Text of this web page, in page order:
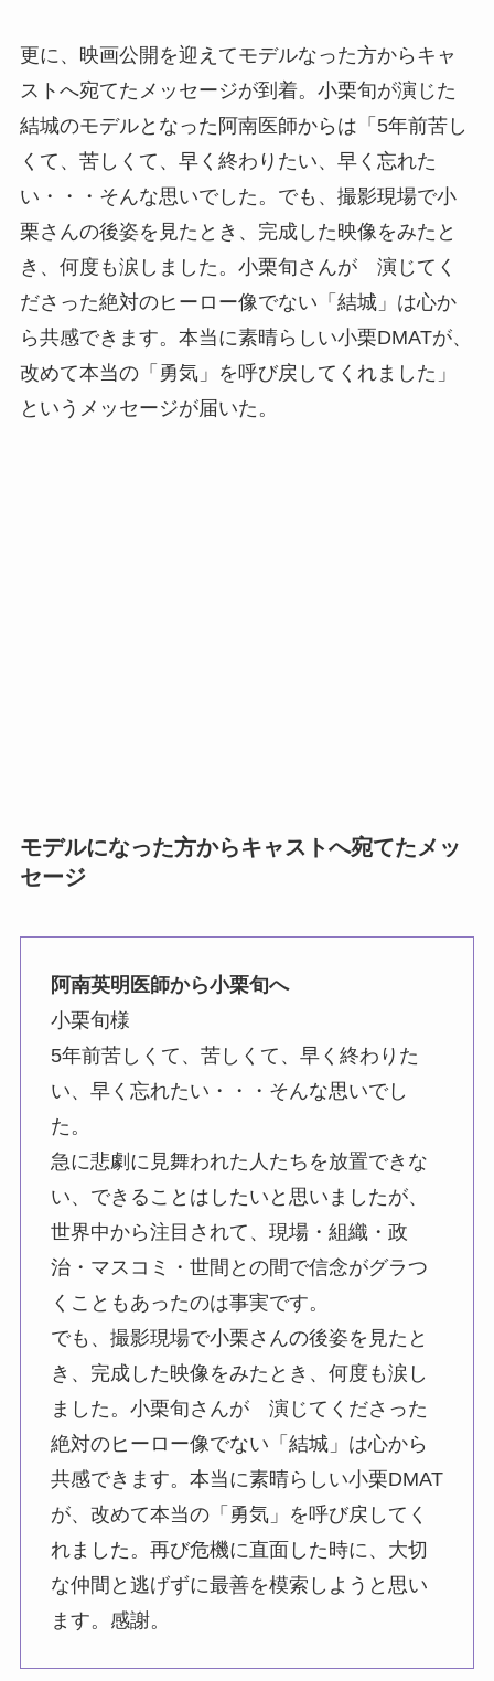
更に、映画公開を迎えてモデルなった方からキャ
ストへ宛てたメッセージが到着。小栗旬が演じた
結城のモデルとなった阿南医師からは「5年前苦し
くて、苦しくて、早く終わりたい、早く忘れた
い・・・そんな思いでした。でも、撮影現場で小
栗さんの後姿を見たとき、完成した映像をみたと
き、何度も涙しました。小栗旬さんが 演じてく
ださった絶対のヒーロー像でない「結城」は心か
ら共感できます。本当に素晴らしい小栗DMATが、
改めて本当の「勇気」を呼び戻してくれました」
というメッセージが届いた。
モデルになった方からキャストへ宛てたメッ
セージ
阿南英明医師から小栗旬へ
小栗旬様
5年前苦しくて、苦しくて、早く終わりた
い、早く忘れたい・・・そんな思いでし
た。
急に悲劇に見舞われた人たちを放置できな
い、できることはしたいと思いましたが、
世界中から注目されて、現場・組織・政
治・マスコミ・世間との間で信念がグラつ
くこともあったのは事実です。
でも、撮影現場で小栗さんの後姿を見たと
き、完成した映像をみたとき、何度も涙し
ました。小栗旬さんが 演じてくださった
絶対のヒーロー像でない「結城」は心から
共感できます。本当に素晴らしい小栗DMAT
が、改めて本当の「勇気」を呼び戻してく
れました。再び危機に直面した時に、大切
な仲間と逃げずに最善を模索しようと思い
ます。感謝。